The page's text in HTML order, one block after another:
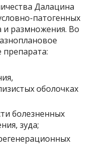
Далацина
патогенных
и размножения. Во
препарата:
оболочках
болезненных
зуда;